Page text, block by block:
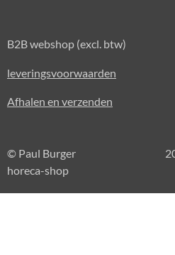
B2B webshop (excl. btw)
leveringsvoorwaarden
Afhalen en verzenden
© Paul Burger 2025 -
horeca-shop